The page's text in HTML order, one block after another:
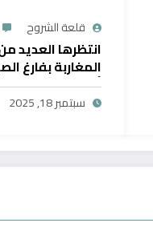
قلعة الشروح
انتظرها العديد
المغاربة بفارغ
أول خدمة رقمية
سحب الرصيد من
سبتمبر 18, 2025